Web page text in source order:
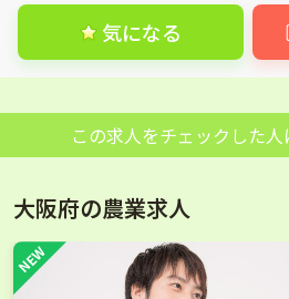
気になる
この求人をチェックした
大阪府の農業求人